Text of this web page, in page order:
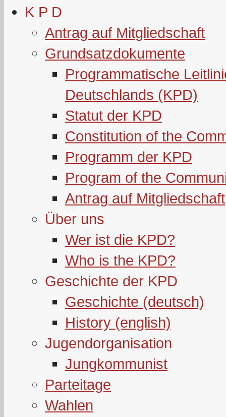
K P D
Antrag auf Mitgliedschaft
Grundsatzdokumente
Programmatische
Deutschlands (KPD)
Statut der KPD
Constitution of the
Programm der KPD
Program of the
Antrag auf Mitgliedschaft
Über uns
Wer ist die KPD?
Who is the KPD?
Geschichte der KPD
Geschichte (deutsch)
History (english)
Jugendorganisation
Jungkommunist
Parteitage
Wahlen